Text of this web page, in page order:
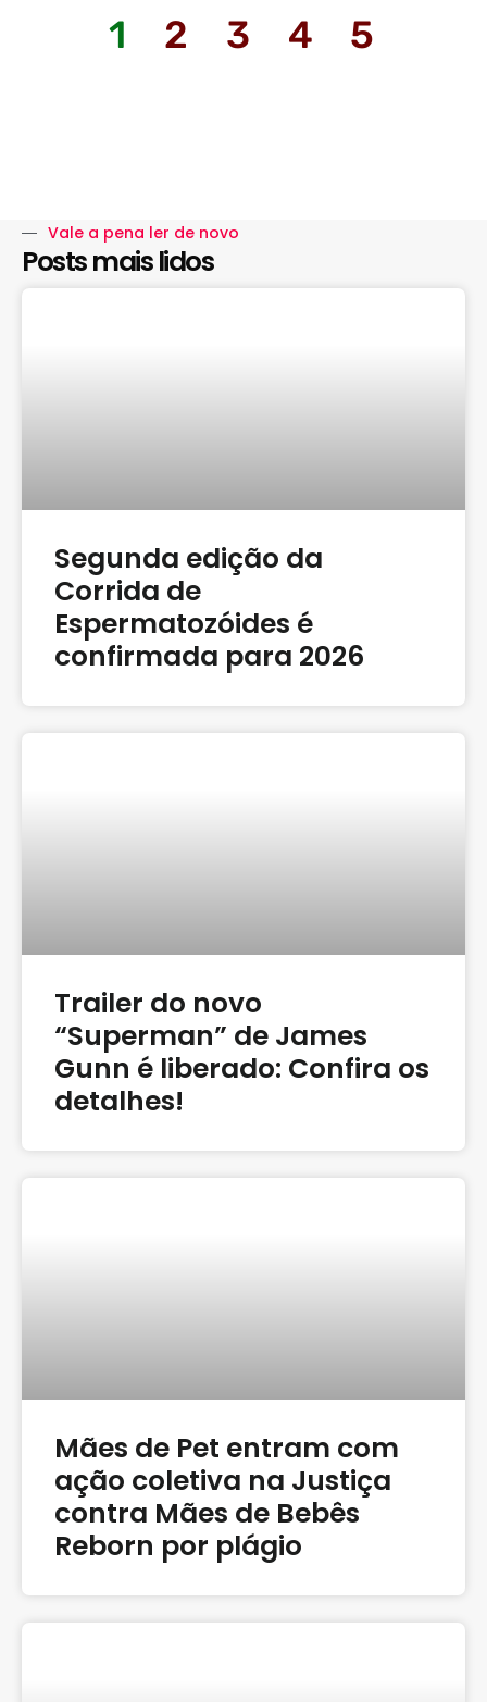
1 2 3 4 5
Vale a pena ler de novo
Posts mais lidos
Segunda edição da
Corrida de
Espermatozóides é
confirmada para 2026
Trailer do novo
“Superman” de James
Gunn é liberado: Confira os
detalhes!
Mães de Pet entram com
ação coletiva na Justiça
contra Mães de Bebês
Reborn por plágio